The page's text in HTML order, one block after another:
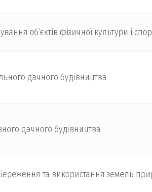
об’єктів фізичної культури і
дачного будівництва
дачного будівництва
та використання земель